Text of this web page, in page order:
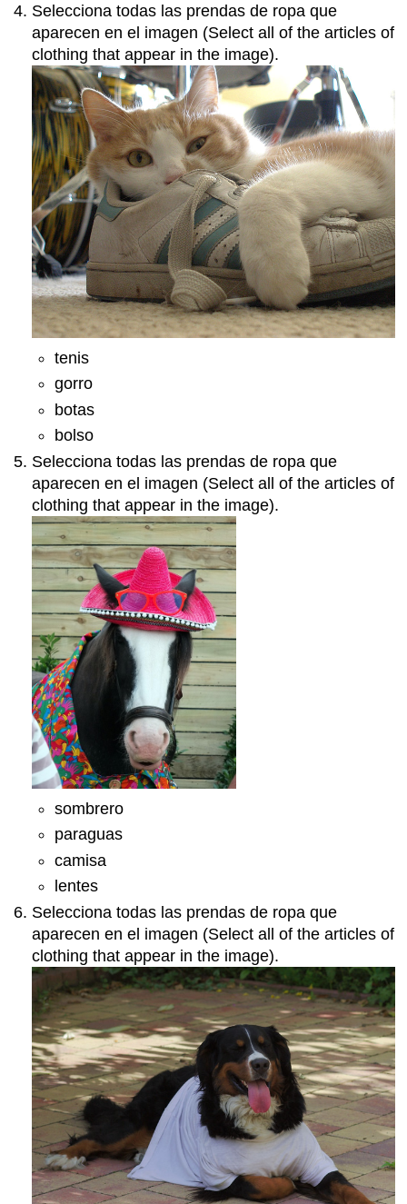
Selecciona todas las prendas de ropa que
aparecen en el imagen (Select all of the articles of
clothing that appear in the image).
tenis
gorro
botas
bolso
Selecciona todas las prendas de ropa que
aparecen en el imagen (Select all of the articles of
clothing that appear in the image).
sombrero
paraguas
camisa
lentes
Selecciona todas las prendas de ropa que
aparecen en el imagen (Select all of the articles of
clothing that appear in the image).